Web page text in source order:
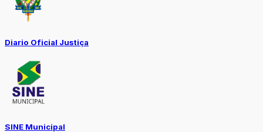
Diario Oficial Justiça
SINE Municipal